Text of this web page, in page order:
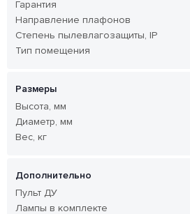
Гарантия
Направление плафонов
Степень пылевлагозащиты, IP
Тип помещения
Размеры
Высота, мм
Диаметр, мм
Вес, кг
Дополнительно
Пульт ДУ
Лампы в комплекте